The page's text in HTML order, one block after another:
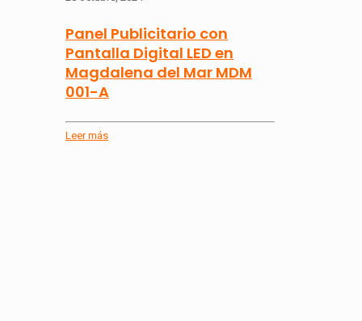
Panel Publicitario con
Pantalla Digital LED en
Magdalena del Mar MDM
001-A
Leer más